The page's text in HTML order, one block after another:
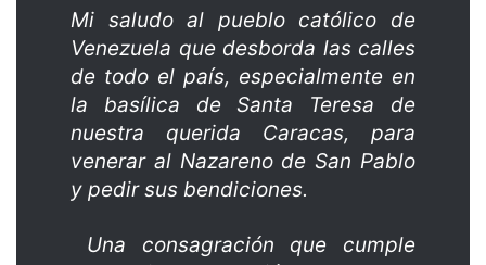
Mi saludo al pueblo católico de
Venezuela que desborda las calles
de todo el país, especialmente en
la basílica de Santa Teresa de
nuestra querida Caracas, para
venerar al Nazareno de San Pablo
y pedir sus bendiciones.
Una consagración que cumple